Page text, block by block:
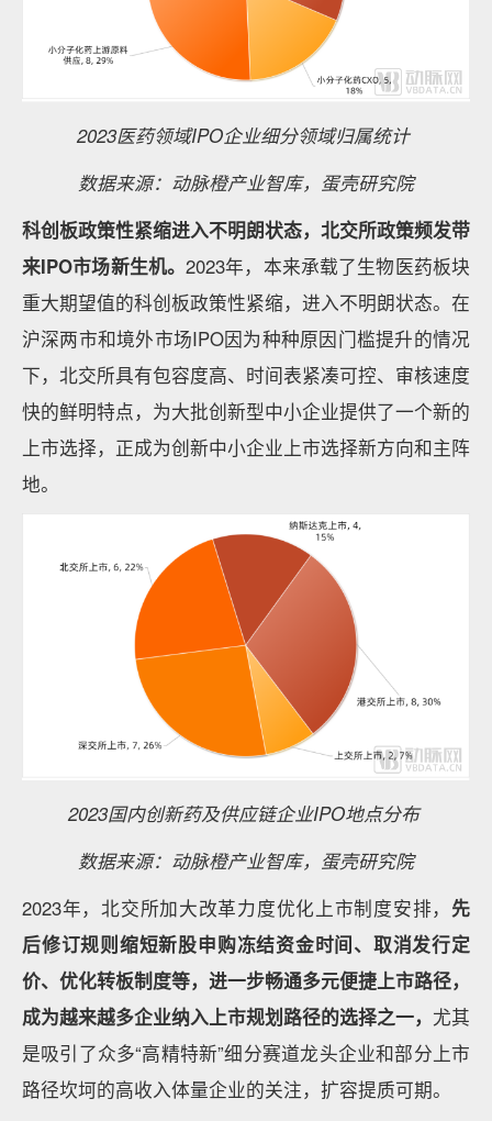
2023医药领域IPO企业细分领域归属统计
数据来源：动脉橙产业智库，蛋壳研究院
科创板政策性紧缩进入不明朗状态，北交所政策频发带
来IPO市场新生机。2023年，本来承载了生物医药板块
重大期望值的科创板政策性紧缩，进入不明朗状态。在
沪深两市和境外市场IPO因为种种原因门槛提升的情况
下，北交所具有包容度高、时间表紧凑可控、审核速度
快的鲜明特点，为大批创新型中小企业提供了一个新的
上市选择，正成为创新中小企业上市选择新方向和主阵
地。
2023国内创新药及供应链企业IPO地点分布
数据来源：动脉橙产业智库，蛋壳研究院
2023年，北交所加大改革力度优化上市制度安排， 先
后修订规则缩短新股申购冻结资金时间、取消发行定
价、优化转板制度等，进一步畅通多元便捷上市路径，
成为越来越多企业纳入上市规划路径的选择之一， 尤其
是吸引了众多“高精特新”细分赛道龙头企业和部分上市
路径坎坷的高收入体量企业的关注，扩容提质可期。